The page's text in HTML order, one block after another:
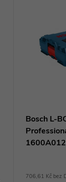
Bosch L-
706,61 Kč bez